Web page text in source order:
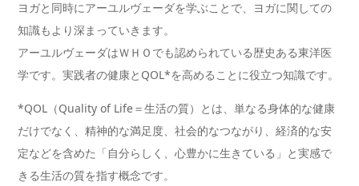
ヨガと同時にアーユルヴェーダを学ぶことで、ヨガに関しての
知識もより深まっていきます。
アーユルヴェーダはＷＨＯでも認められている歴史ある東洋医
学です。実践者の健康とQOL*を高めることに役立つ知識です。
*QOL（Quality of Life＝生活の質）とは、単なる身体的な健康
だけでなく、精神的な満足度、社会的なつながり、経済的な安
定などを含めた「自分らしく、心豊かに生きている」と実感で
きる生活の質を指す概念です。